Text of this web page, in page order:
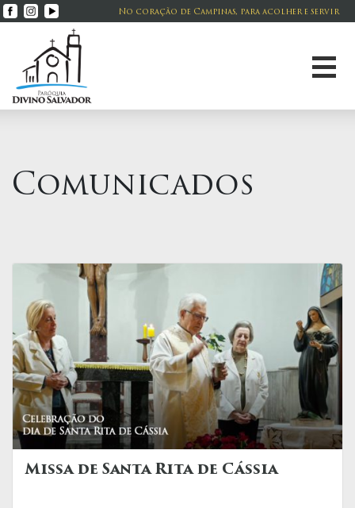
No coração de Campinas, para acolher e servir
Comunicados
Missa de Santa Rita de Cássia